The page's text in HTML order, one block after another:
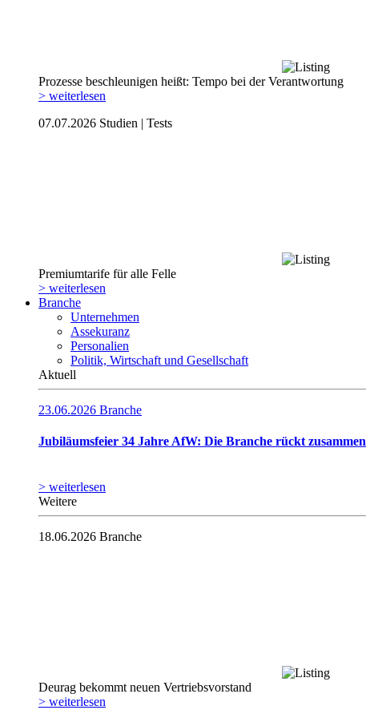
Prozesse beschleunigen heißt: Tempo bei der Verantwortung
> weiterlesen
07.07.2026 Studien | Tests
Premiumtarife für alle Felle
> weiterlesen
Branche
Unternehmen
Assekuranz
Personalien
Politik, Wirtschaft und Gesellschaft
Aktuell
23.06.2026 Branche
Jubiläumsfeier 34 Jahre AfW: Die Branche rückt zusammen
> weiterlesen
Weitere
18.06.2026 Branche
Deurag bekommt neuen Vertriebsvorstand
> weiterlesen